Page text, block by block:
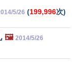
5/26 (199,996次)
🖼️ 2014/5/26